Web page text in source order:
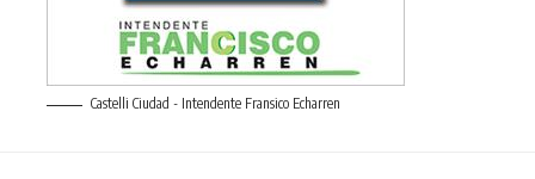
Castelli Ciudad - Intendente Fransico Echarren